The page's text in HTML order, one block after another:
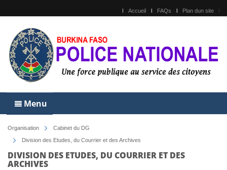
Accueil FAQs Plan dun site
Menu
Organisation
Cabinet du DG
Division des Etudes, du Courrier et des Archives
DIVISION DES ETUDES, DU COURRIER ET DES
ARCHIVES